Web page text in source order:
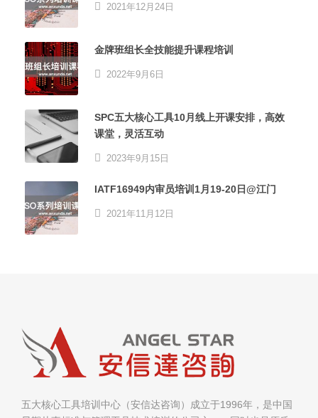
2021年12月24日
金牌班组长全技能提升课程培训
2022年9月6日
SPC五大核心工具10月线上开课安排，高效
课堂，灵活互动
2023年9月15日
IATF16949内审员培训1月19-20日@江门
2021年11月12日
五大核心工具培训中心（安信达咨询）成立于1996年，是中国